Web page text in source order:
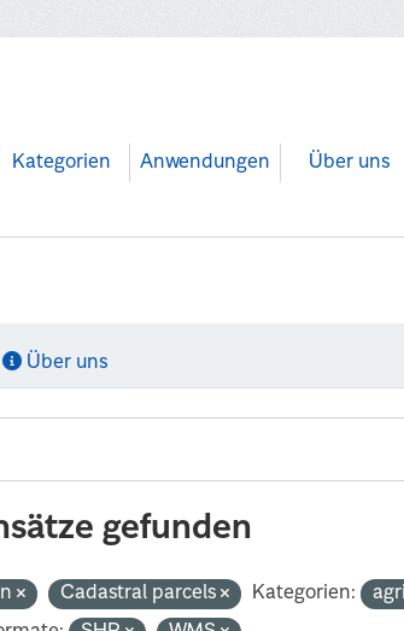
Kategorien Anwendungen Über uns
Über uns
gefunden
Cadastral parcels Kategorien: